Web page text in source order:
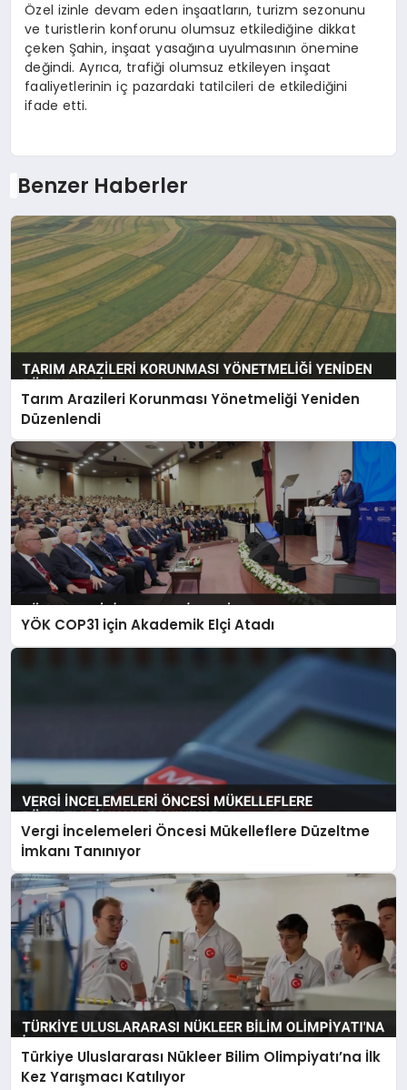
Özel izinle devam eden inşaatların, turizm sezonunu
ve turistlerin konforunu olumsuz etkilediğine dikkat
çeken Şahin, inşaat yasağına uyulmasının önemine
değindi. Ayrıca, trafiği olumsuz etkileyen inşaat
faaliyetlerinin iç pazardaki tatilcileri de etkilediğini
ifade etti.
Benzer Haberler
Tarım Arazileri Korunması Yönetmeliği Yeniden
Düzenlendi
YÖK COP31 için Akademik Elçi Atadı
Vergi İncelemeleri Öncesi Mükelleflere Düzeltme
İmkanı Tanınıyor
Türkiye Uluslararası Nükleer Bilim Olimpiyatı’na İlk
Kez Yarışmacı Katılıyor